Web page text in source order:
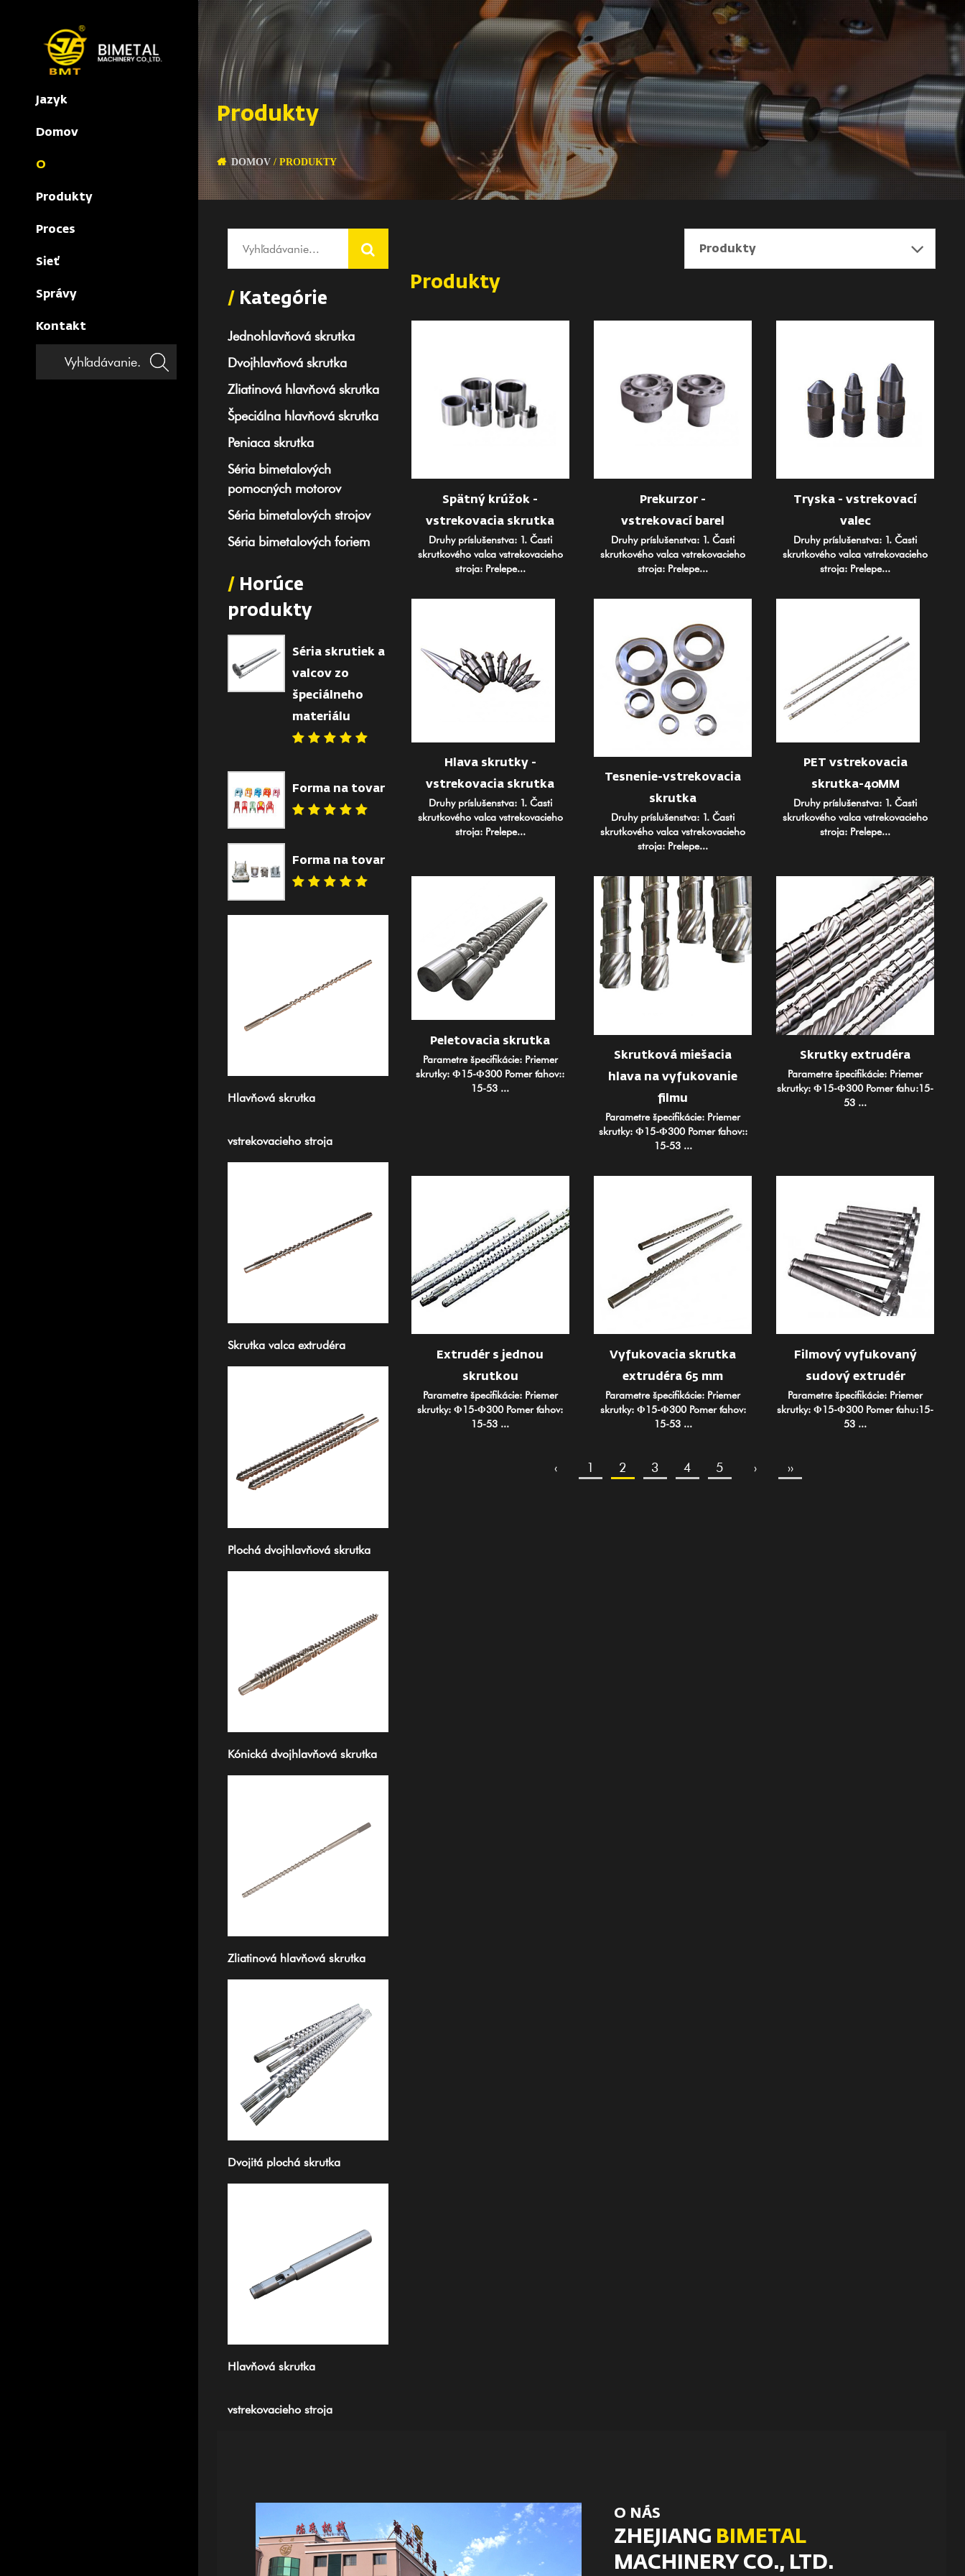
Jazyk
Domov
O
Produkty
Proces
Sieť
Správy
Kontakt
Produkty
DOMOV/ PRODUKTY
/ Kategórie
Jednohlavňová skrutka
Dvojhlavňová skrutka
Zliatinová hlavňová skrutka
Špeciálna hlavňová skrutka
Peniaca skrutka
Séria bimetalových
pomocných motorov
Séria bimetalových strojov
Séria bimetalových foriem
/ Horúce
produkty
Séria skrutiek a
valcov zo
špeciálneho
materiálu
Forma na tovar
Forma na tovar
Hlavňová skrutka
vstrekovacieho stroja
Skrutka valca extrudéra
Plochá dvojhlavňová skrutka
Kónická dvojhlavňová skrutka
Zliatinová hlavňová skrutka
Dvojitá plochá skrutka
Hlavňová skrutka
vstrekovacieho stroja
Produkty
Produkty
Spätný krúžok -
vstrekovacia skrutka
Druhy príslušenstva: 1. Časti
skrutkového valca vstrekovacieho
stroja: Prelepe...
Prekurzor -
vstrekovací barel
Druhy príslušenstva: 1. Časti
skrutkového valca vstrekovacieho
stroja: Prelepe...
Tryska - vstrekovací
valec
Druhy príslušenstva: 1. Časti
skrutkového valca vstrekovacieho
stroja: Prelepe...
Hlava skrutky -
vstrekovacia skrutka
Druhy príslušenstva: 1. Časti
skrutkového valca vstrekovacieho
stroja: Prelepe...
Tesnenie-vstrekovacia
skrutka
Druhy príslušenstva: 1. Časti
skrutkového valca vstrekovacieho
stroja: Prelepe...
PET vstrekovacia
skrutka-40MM
Druhy príslušenstva: 1. Časti
skrutkového valca vstrekovacieho
stroja: Prelepe...
Peletovacia skrutka
Parametre špecifikácie: Priemer
skrutky: Φ15-Φ300 Pomer ťahov::
15-53 ...
Skrutková miešacia
hlava na vyfukovanie
filmu
Parametre špecifikácie: Priemer
skrutky: Φ15-Φ300 Pomer ťahov::
15-53 ...
Skrutky extrudéra
Parametre špecifikácie: Priemer
skrutky: Φ15-Φ300 Pomer ťahu:15-
53 ...
Extrudér s jednou
skrutkou
Parametre špecifikácie: Priemer
skrutky: Φ15-Φ300 Pomer ťahov:
15-53 ...
Vyfukovacia skrutka
extrudéra 65 mm
Parametre špecifikácie: Priemer
skrutky: Φ15-Φ300 Pomer ťahov:
15-53 ...
Filmový vyfukovaný
sudový extrudér
Parametre špecifikácie: Priemer
skrutky: Φ15-Φ300 Pomer ťahu:15-
53 ...
‹ 1 2 3 4 5 › ››
O NÁS
ZHEJIANG BIMETAL
MACHINERY CO., LTD.